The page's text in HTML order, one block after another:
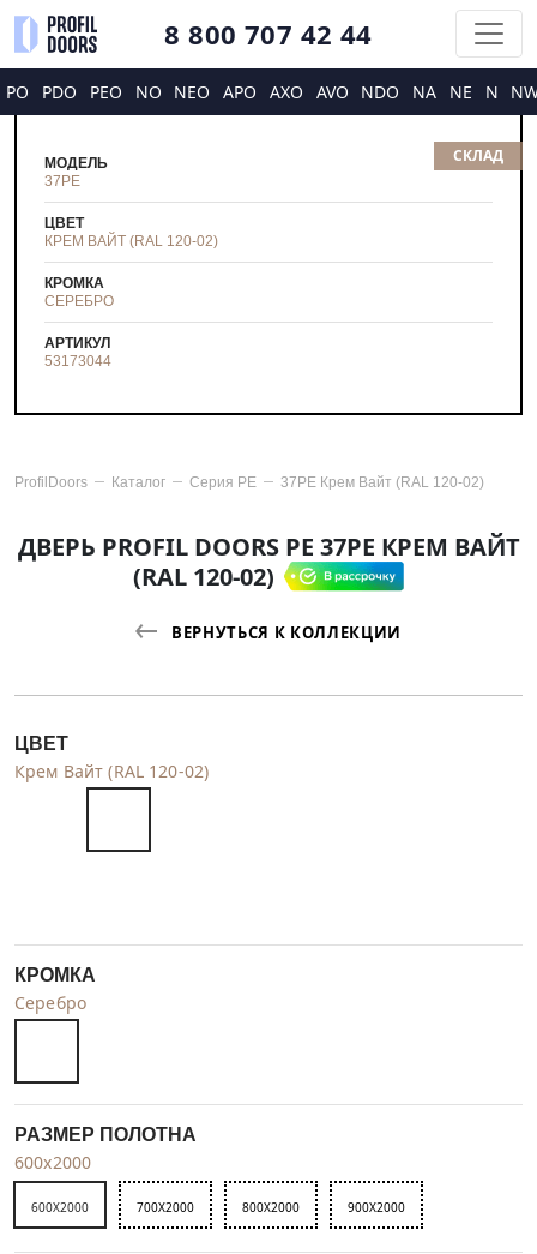
8 800 707 42 44
PO PDO PEO NO NEO APO AXO AVO NDO NA NE N
СКЛАД
МОДЕЛЬ
37PE
ЦВЕТ
КРЕМ ВАЙТ (RAL 120-02)
КРОМКА
СЕРЕБРО
АРТИКУЛ
53173044
ProfilDoors Каталог Серия PE 37PE Крем Вайт (RAL 120-02)
ДВЕРЬ PROFIL DOORS PE 37PE КРЕМ ВАЙТ
(RAL 120-02)
ВЕРНУТЬСЯ К КОЛЛЕКЦИИ
ЦВЕТ
Крем Вайт (RAL 120-02)
КРОМКА
Серебро
РАЗМЕР ПОЛОТНА
600x2000
600X2000 700X2000 800X2000 900X2000